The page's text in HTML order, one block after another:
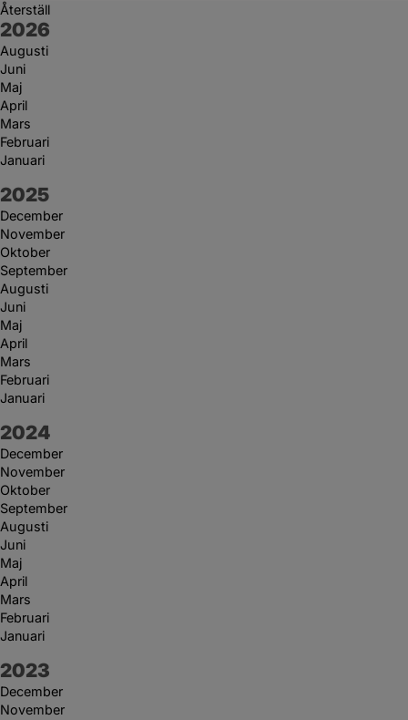
Återställ
År:
2026
Augusti
Juni
Maj
April
Mars
Februari
Januari
År:
2025
December
November
Oktober
September
Augusti
Juni
Maj
April
Mars
Februari
Januari
År:
2024
December
November
Oktober
September
Augusti
Juni
Maj
April
Mars
Februari
Januari
År:
2023
December
November